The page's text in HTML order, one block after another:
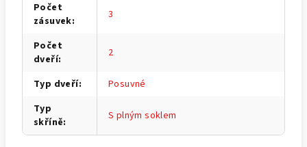
Počet
zásuvek: 3
Počet
dveří: 2
Typ dveří:
Posuvné
Typ
skříně: S plným soklem